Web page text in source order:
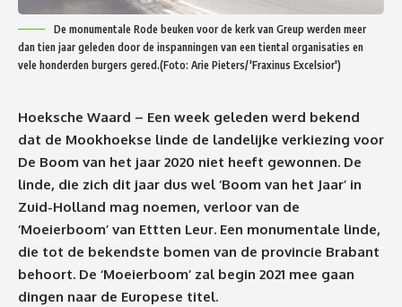
De monumentale Rode beuken voor de kerk van Greup werden meer
dan tien jaar geleden door de inspanningen van een tiental organisaties en
vele honderden burgers gered.(Foto: Arie Pieters/'Fraxinus Excelsior')
Hoeksche Waard – Een week geleden werd bekend
dat de Mookhoekse linde de landelijke verkiezing voor
De Boom van het jaar 2020 niet heeft gewonnen. De
linde, die zich dit jaar dus wel ‘Boom van het Jaar’ in
Zuid-Holland mag noemen, verloor van de
‘Moeierboom’ van Ettten Leur. Een monumentale linde,
die tot de bekendste bomen van de provincie Brabant
behoort. De ‘Moeierboom’ zal begin 2021 mee gaan
dingen naar de Europese titel.